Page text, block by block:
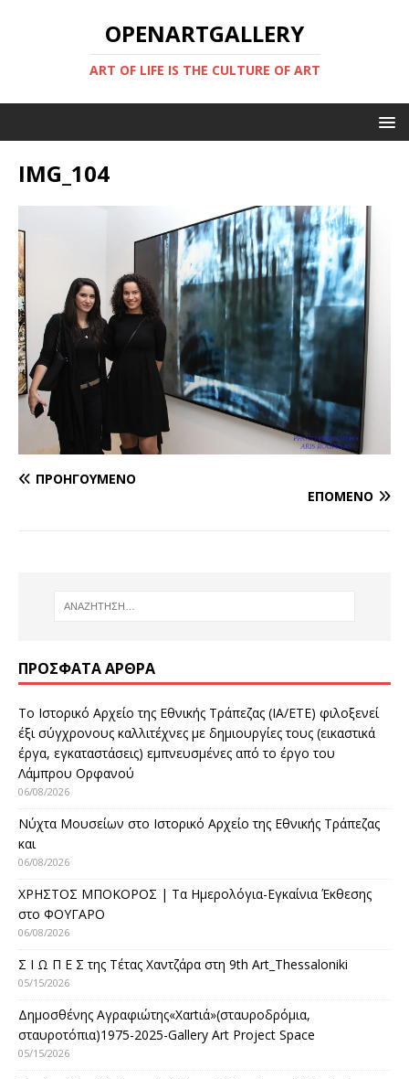
OPENARTGALLERY
ART OF LIFE IS THE CULTURE OF ART
IMG_104
ΠΡΟΗΓΟΎΜΕΝΟ
ΕΠΌΜΕΝΟ
ΠΡΌΣΦΑΤΑ ΆΡΘΡΑ
Το Ιστορικό Αρχείο της Εθνικής Τράπεζας (ΙΑ/ΕΤΕ) φιλοξενεί
έξι σύγχρονους καλλιτέχνες με δημιουργίες τους (εικαστικά
έργα, εγκαταστάσεις) εμπνευσμένες από το έργο του
Λάμπρου Ορφανού
06/08/2026
Νύχτα Μουσείων στο Ιστορικό Αρχείο της Εθνικής Τράπεζας
και
06/08/2026
ΧΡΗΣΤΟΣ ΜΠΟΚΟΡΟΣ | Τα Ημερολόγια-Εγκαίνια Έκθεσης
στο ΦΟΥΓΑΡΟ
06/08/2026
Σ Ι Ω Π Ε Σ της Τέτας Χαντζάρα στη 9th Art_Thessaloniki
05/15/2026
Δημοσθένης Αγραφιώτης«Xαrtιά»(σταυροδρόμια,
σταυροτόπια)1975-2025-Gallery Art Project Space
05/15/2026